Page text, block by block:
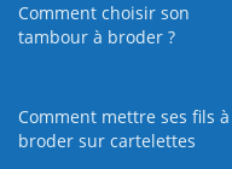
Comment choisir son
tambour à broder ?
Comment mettre ses fils à
broder sur cartelettes